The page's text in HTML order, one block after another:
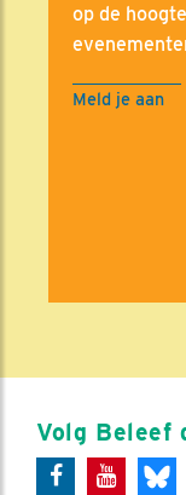
op de
Meld je aan
Volg Beleef